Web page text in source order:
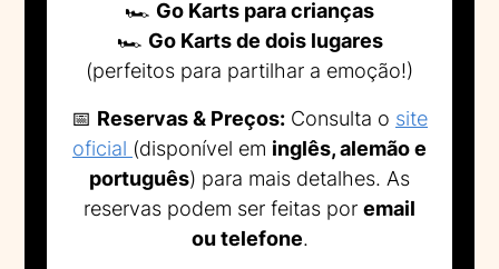
🏎️ Go Karts para crianças
🏎️ Go Karts de dois lugares
(perfeitos para partilhar a emoção!)
📅 Reservas & Preços: Consulta o site
oficial (disponível em inglês, alemão e
português) para mais detalhes. As
reservas podem ser feitas por email
ou telefone.